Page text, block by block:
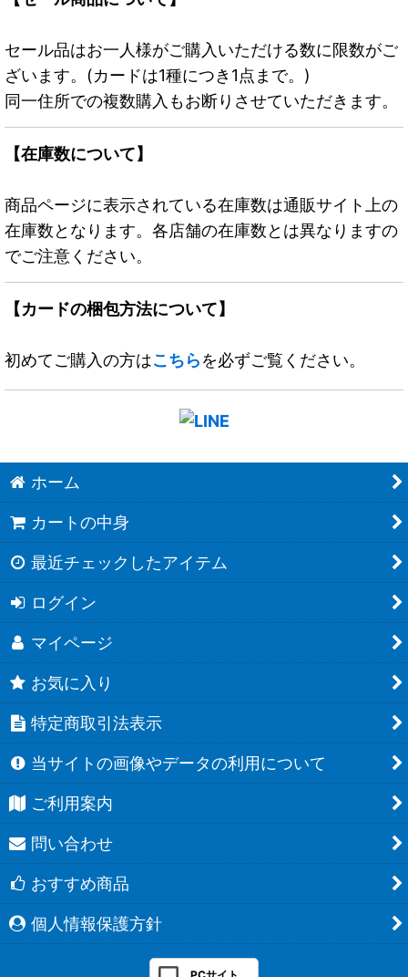
セール品はお一人様がご購入いただける数に限数がご
ざいます。(カードは1種につき1点まで。)
同一住所での複数購入もお断りさせていただきます。
【在庫数について】
商品ページに表示されている在庫数は通販サイト上の
在庫数となります。各店舗の在庫数とは異なりますの
でご注意ください。
【カードの梱包方法について】
初めてご購入の方はこちらを必ずご覧ください。
ホーム
カートの中身
最近チェックしたアイテム
ログイン
マイページ
お気に入り
特定商取引法表示
当サイトの画像やデータの利用について
ご利用案内
問い合わせ
おすすめ商品
個人情報保護方針